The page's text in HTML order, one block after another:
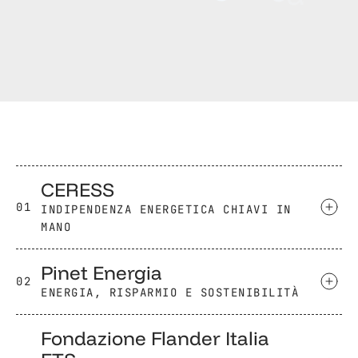
01
CERESS
INDIPENDENZA ENERGETICA CHIAVI IN
MANO
02 Pinet Energia
ENERGIA, RISPARMIO E SOSTENIBILITÀ
Fondazione Flander Italia